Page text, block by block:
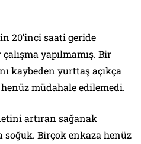
20’inci saati geride
yapılmamış. Bir
kaybeden yurttaş açıkça
müdahale edilemedi.
artıran sağanak
soğuk. Birçok enkaza henüz